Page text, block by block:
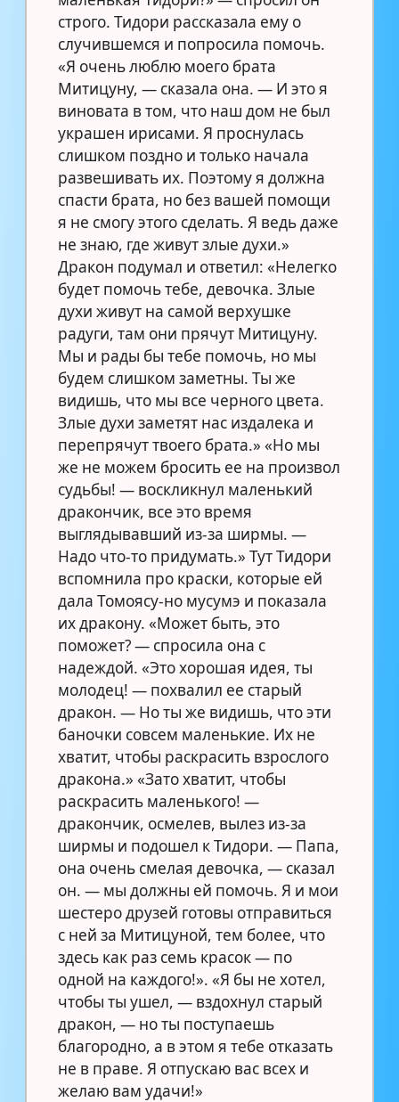
строго. Тидори рассказала ему о
случившемся и попросила помочь.
«Я очень люблю моего брата
Митицуну, — сказала она. — И это я
виновата в том, что наш дом не был
украшен ирисами. Я проснулась
слишком поздно и только начала
развешивать их. Поэтому я должна
спасти брата, но без вашей помощи
я не смогу этого сделать. Я ведь даже
не знаю, где живут злые духи.»
Дракон подумал и ответил: «Нелегко
будет помочь тебе, девочка. Злые
духи живут на самой верхушке
радуги, там они прячут Митицуну.
Мы и рады бы тебе помочь, но мы
будем слишком заметны. Ты же
видишь, что мы все черного цвета.
Злые духи заметят нас издалека и
перепрячут твоего брата.» «Но мы
же не можем бросить ее на произвол
судьбы! — воскликнул маленький
дракончик, все это время
выглядывавший из-за ширмы. —
Надо что-то придумать.» Тут Тидори
вспомнила про краски, которые ей
дала Томоясу-но мусумэ и показала
их дракону. «Может быть, это
поможет? — спросила она с
надеждой. «Это хорошая идея, ты
молодец! — похвалил ее старый
дракон. — Но ты же видишь, что эти
баночки совсем маленькие. Их не
хватит, чтобы раскрасить взрослого
дракона.» «Зато хватит, чтобы
раскрасить маленького! —
дракончик, осмелев, вылез из-за
ширмы и подошел к Тидори. — Папа,
она очень смелая девочка, — сказал
он. — мы должны ей помочь. Я и мои
шестеро друзей готовы отправиться
с ней за Митицуной, тем более, что
здесь как раз семь красок — по
одной на каждого!». «Я бы не хотел,
чтобы ты ушел, — вздохнул старый
дракон, — но ты поступаешь
благородно, а в этом я тебе отказать
не в праве. Я отпускаю вас всех и
желаю вам удачи!»